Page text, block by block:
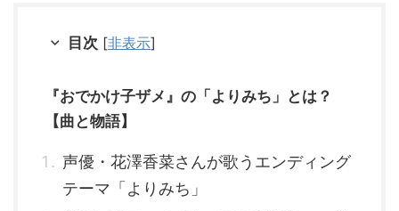
目次 [非表示]
『おでかけ子ザメ』の「よりみち」とは？
【曲と物語】
声優・花澤香菜さんが歌うエンディング
テーマ「よりみち」